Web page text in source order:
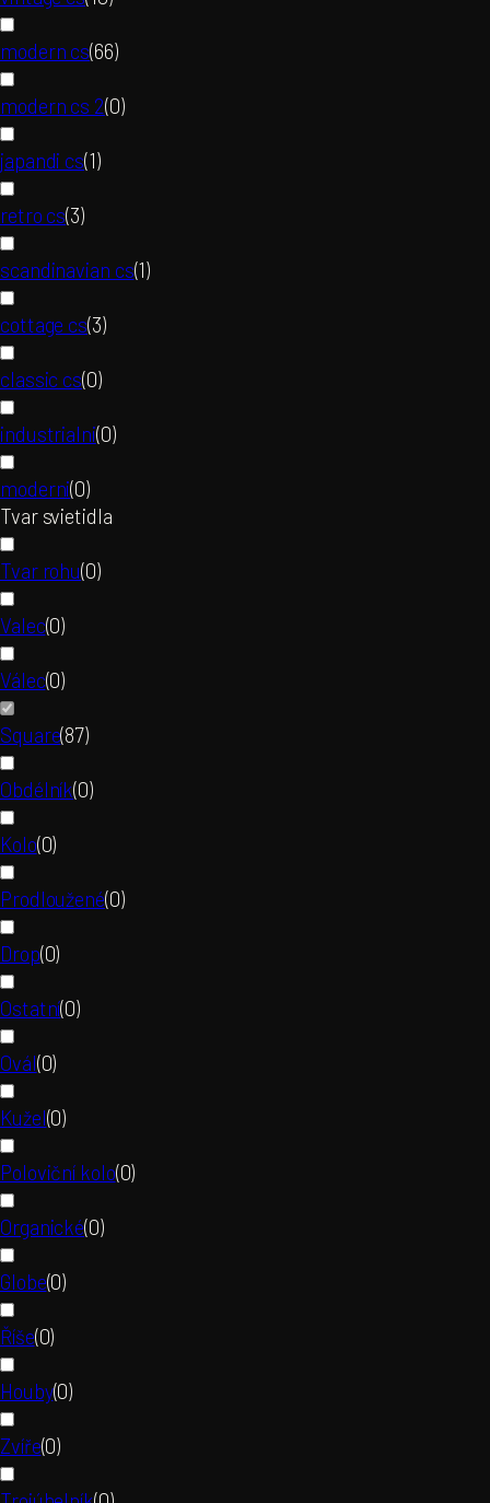
modern cs(66)
modern cs 2(0)
japandi cs(1)
retro cs(3)
scandinavian cs(1)
cottage cs(3)
classic cs(0)
industrialni(0)
moderni(0)
Tvar svietidla
Tvar rohu(0)
Valec(0)
Válec(0)
Square(87)
Obdélník(0)
Kolo(0)
Prodloužené(0)
Drop(0)
Ostatní(0)
Ovál(0)
Kužel(0)
Poloviční kolo(0)
Organické(0)
Globe(0)
Říše(0)
Houby(0)
Zvíře(0)